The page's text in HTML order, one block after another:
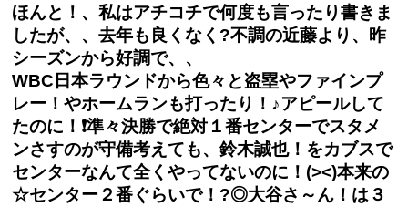
ほんと！、私はアチコチで何度も言ったり書きま
したが、、去年も良くなく?不調の近藤より、昨
シーズンから好調で、、
WBC日本ラウンドから色々と盗塁やファインプ
レー！やホームランも打ったり！♪アピールして
たのに！❗準々決勝で絶対１番センターでスタメ
ンさすのが守備考えても、鈴木誠也！をカブスで
センターなんて全くやってないのに！(><)本来の
☆センター２番ぐらいで！?◎大谷さ～ん！は３